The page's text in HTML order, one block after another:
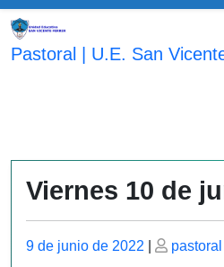
Saltar
contenido
Pastoral | U.E. San
Viernes 10 de
Publicado
9 de junio de 2022
Publicado
pastoral